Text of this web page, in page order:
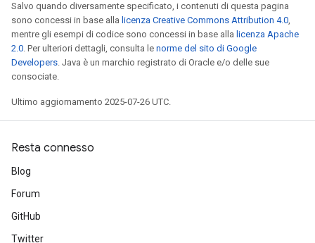
Salvo quando diversamente specificato, i contenuti di questa pagina
sono concessi in base alla licenza Creative Commons Attribution 4.0,
mentre gli esempi di codice sono concessi in base alla licenza Apache
2.0. Per ulteriori dettagli, consulta le norme del sito di Google
Developers. Java è un marchio registrato di Oracle e/o delle sue
consociate.
Ultimo aggiornamento 2025-07-26 UTC.
Resta connesso
Blog
Forum
GitHub
Twitter